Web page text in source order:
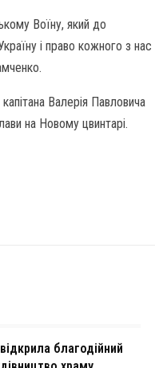
Воїну, який до
і право кожного з нас
Валерія Павловича
на Новому цвинтарі.
благодійний